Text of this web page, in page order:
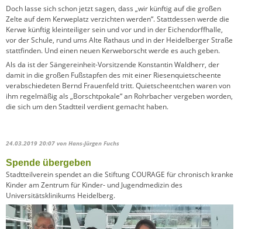
Doch lasse sich schon jetzt sagen, dass „wir künftig auf die großen
Zelte auf dem Kerweplatz verzichten werden“. Stattdessen werde die
Kerwe künftig kleinteiliger sein und vor und in der Eichendorffhalle,
vor der Schule, rund ums Alte Rathaus und in der Heidelberger Straße
stattfinden. Und einen neuen Kerweborscht werde es auch geben.
Als da ist der Sängereinheit-Vorsitzende Konstantin Waldherr, der
damit in die großen Fußstapfen des mit einer Riesenquietscheente
verabschiedeten Bernd Frauenfeld tritt. Quietscheentchen waren von
ihm regelmäßig als „Borschtpokale“ an Rohrbacher vergeben worden,
die sich um den Stadtteil verdient gemacht haben.
24.03.2019 20:07 von Hans-Jürgen Fuchs
Spende übergeben
Stadtteilverein spendet an die Stiftung COURAGE für chronisch kranke
Kinder am Zentrum für Kinder- und Jugendmedizin des
Universitätsklinikums Heidelberg.